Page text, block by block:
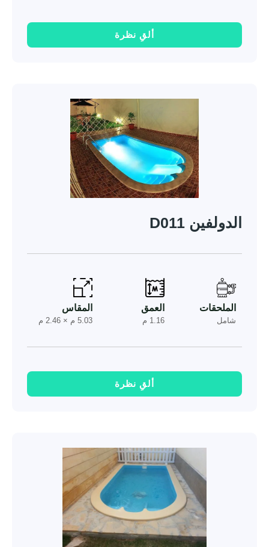
ألقِ نظرة
الدولفين D011
الملحقات
شامل
العمق
1.16 م
المقاس
5.03 م × 2.46 م
ألقِ نظرة